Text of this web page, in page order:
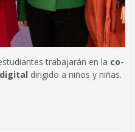
trabajarán en la co-
dirigido a niños y niñas.